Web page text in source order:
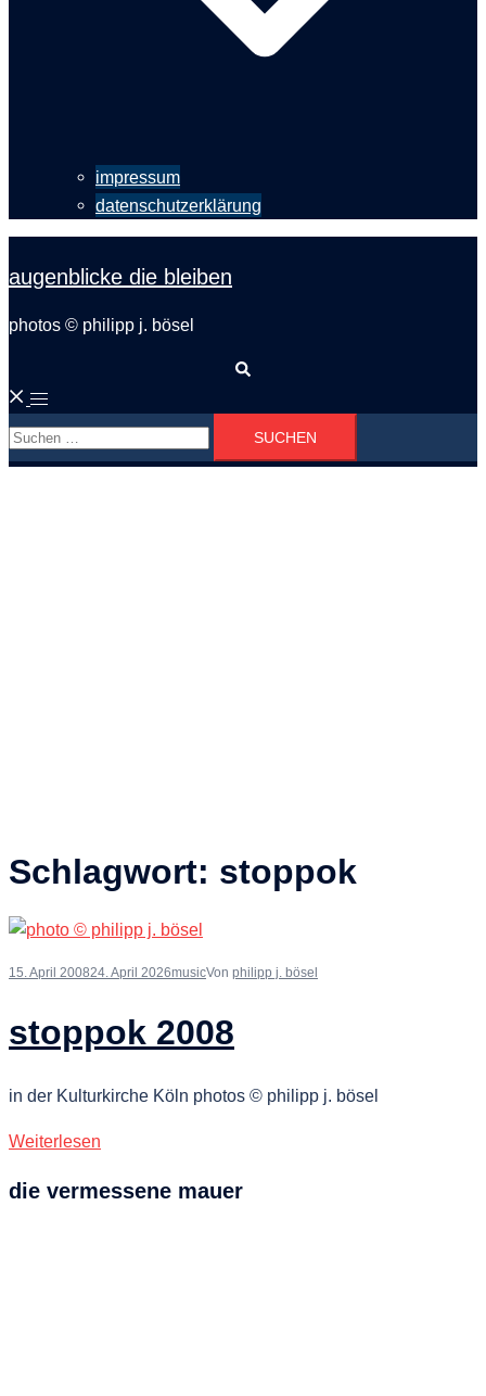
impressum
datenschutzerklärung
augenblicke die bleiben
photos © philipp j. bösel
Menü
umschalten
Suchen
nach:
Schlagwort: stoppok
15. April 200824. April 2026musicVon philipp j. bösel
stoppok 2008
in der Kulturkirche Köln photos © philipp j. bösel
Weiterlesen
die vermessene mauer